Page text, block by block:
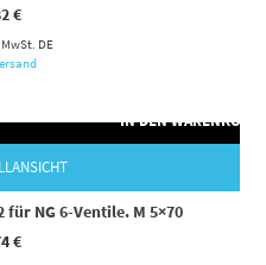
€
DE
IN DEN WARENKORB
NG 6-Ventile. M 5×70
€